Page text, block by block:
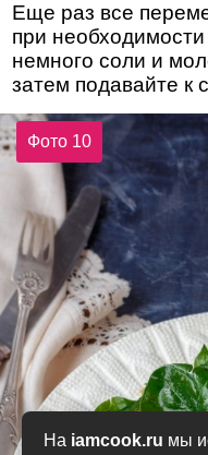
На iamcook.ru мы
Еще раз все
при
немного соли и
затем подавайте к
Фото 10